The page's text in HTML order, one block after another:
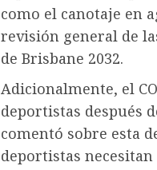
como el canotaje en
revisión general de
de Brisbane 2032.
Adicionalmente, el
deportistas después
comentó sobre esta
deportistas